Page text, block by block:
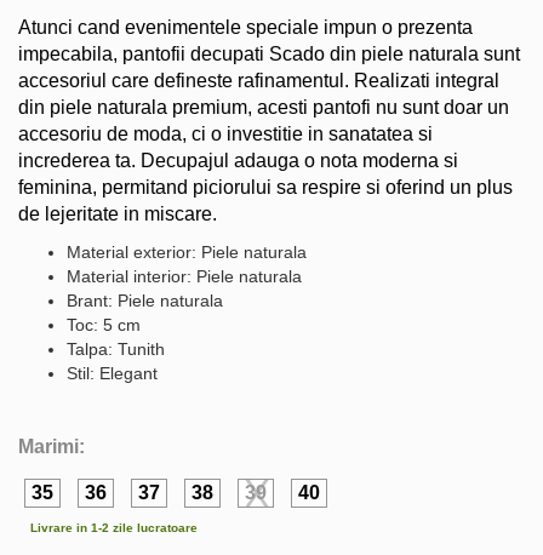
Atunci cand evenimentele speciale impun o prezenta
impecabila, pantofii decupati Scado din piele naturala sunt
accesoriul care defineste rafinamentul. Realizati integral
din piele naturala premium, acesti pantofi nu sunt doar un
accesoriu de moda, ci o investitie in sanatatea si
increderea ta. Decupajul adauga o nota moderna si
feminina, permitand piciorului sa respire si oferind un plus
de lejeritate in miscare.
Material exterior: Piele naturala
Material interior: Piele naturala
Brant: Piele naturala
Toc: 5 cm
Talpa: Tunith
Stil: Elegant
Marimi:
35 36 37 38 39 40
Livrare in 1-2 zile lucratoare